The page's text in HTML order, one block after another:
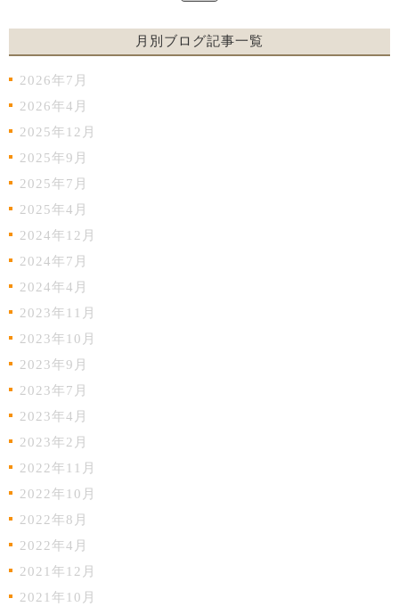
月別ブログ記事一覧
2026年7月
2026年4月
2025年12月
2025年9月
2025年7月
2025年4月
2024年12月
2024年7月
2024年4月
2023年11月
2023年10月
2023年9月
2023年7月
2023年4月
2023年2月
2022年11月
2022年10月
2022年8月
2022年4月
2021年12月
2021年10月